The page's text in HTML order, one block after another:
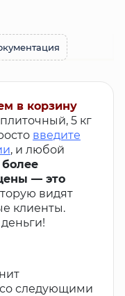
в корзину
5 кг
введите
, и любой
более
— это
видят
клиенты.
следующими